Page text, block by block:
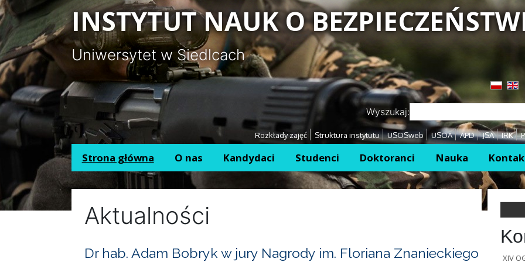
Panel zarządzania plikami cookies
INSTYTUT NAUK O
Uniwersytet w Siedlcach
Przejdź
Przejdź
Wyszukaj:
Rozkłady zajęć Struktura instytutu USOSweb USOA APD JSA IRK
Strona główna O nas Kandydaci Studenci Doktoranci Nauka
Aktualności
Dr hab. Adam Bobryk w jury Nagrody im. Floriana Znanieckiego XIV